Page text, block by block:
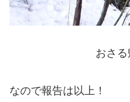
おさる
なので報告は以上！